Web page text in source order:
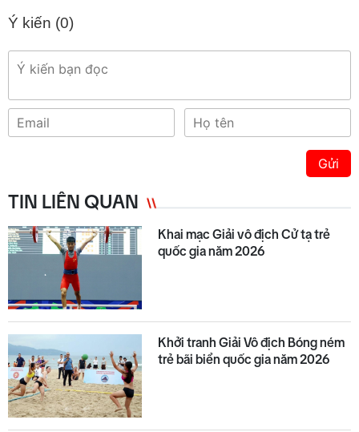
Ý kiến (0)
Gửi
TIN LIÊN QUAN
Khai mạc Giải vô địch Cử tạ trẻ
quốc gia năm 2026
Khởi tranh Giải Vô địch Bóng ném
trẻ bãi biển quốc gia năm 2026